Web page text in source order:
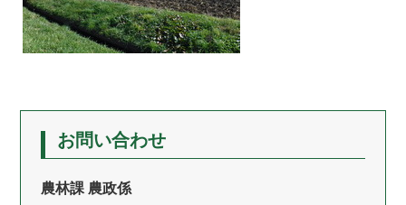
お問い合わせ
農林課 農政係